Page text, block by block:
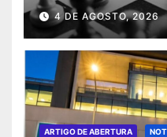
4 DE AGOSTO, 2026
ARTIGO DE ABERTURA